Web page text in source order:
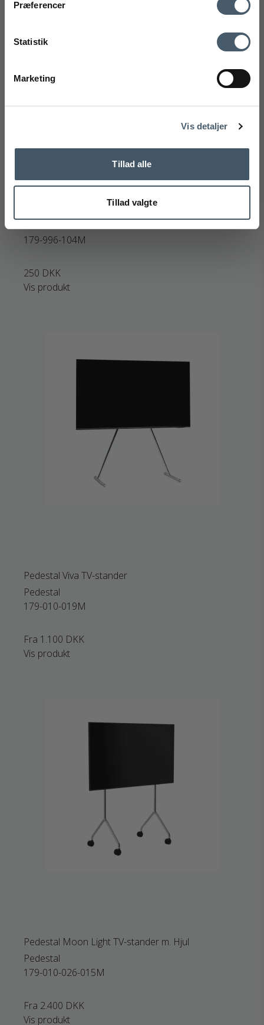
Præferencer
Statistik
Marketing
Vis detaljer
Tillad alle
Tillad valgte
Pedestal Cable Bagel
Pedestal
179-996-104M
250 DKK
Vis produkt
Pedestal Viva TV-stander
Pedestal
179-010-019M
Fra 1.100 DKK
Vis produkt
Pedestal Moon Light TV-stander m. Hjul
Pedestal
179-010-026-015M
Fra 2.400 DKK
Vis produkt
markedsføring med gode tilbud og inspiration. Du kan altid trække dit
samtykke tilbage. Med dit samtykke accepterer du desuden vores